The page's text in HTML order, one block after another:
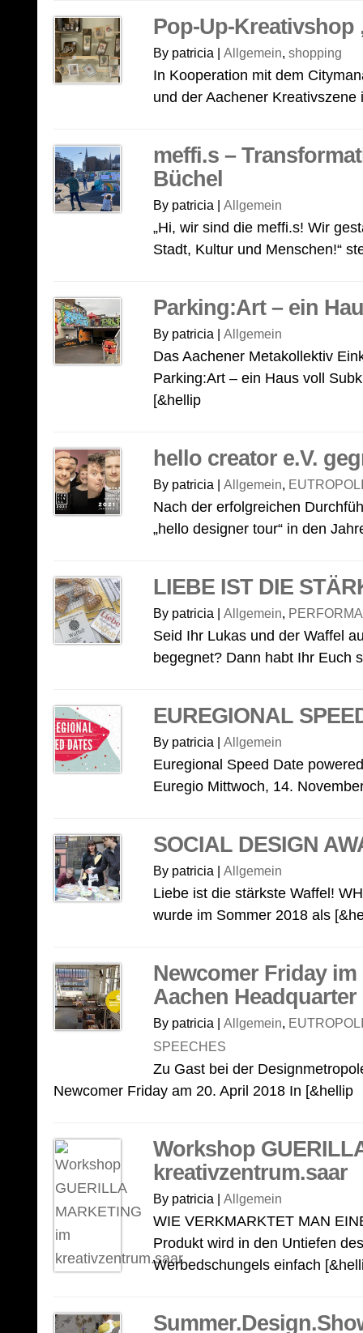
Pop-Up-Kreativshop
By patricia | Allgemein, shopping
In Kooperation mit dem
und der Aachener Kreativszene
meffi.s –
Büchel
By patricia | Allgemein
„Hi, wir sind die meffi.s! Wir
Stadt, Kultur und Menschen!“
Parking:Art – ein
By patricia | Allgemein
Das Aachener Metakollektiv
Parking:Art – ein Haus voll
[&hellip
hello creator e.V.
By patricia | Allgemein,
Nach der erfolgreichen
„hello designer tour“ in den
LIEBE IST DIE
By patricia | Allgemein,
Seid Ihr Lukas und der Waffel
begegnet? Dann habt Ihr Euch
EUREGIONAL
By patricia | Allgemein
Euregional Speed Date
Euregio Mittwoch, 14.
SOCIAL DESIGN
By patricia | Allgemein
Liebe ist die stärkste Waffel!
wurde im Sommer 2018 als
Newcomer Friday
Aachen Headquarter
By patricia | Allgemein,
SPEECHES
Zu Gast bei der
Newcomer Friday am 20. April 2018 In [&hellip
Workshop
kreativzentrum.saar
By patricia | Allgemein
WIE VERKMARKTET MAN
Produkt wird in den Untiefen
Werbedschungels einfach